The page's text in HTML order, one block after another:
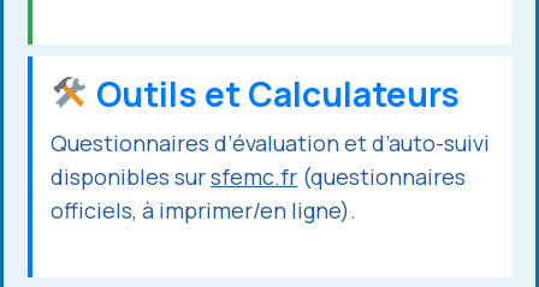
Outils et Calculateurs
Questionnaires d’évaluation et d’auto-suivi
disponibles sursfemc.fr (questionnaires
officiels, à imprimer/en ligne).